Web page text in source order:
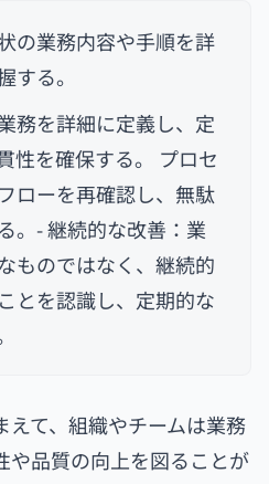
の業務内容や手順を詳
する。
務を詳細に定義し、定
性を確保する。 プロセ
ローを再確認し、無駄
。- 継続的な改善：業
ものではなく、継続的
とを認識し、定期的な
えて、組織やチームは業務
や品質の向上を図ることが